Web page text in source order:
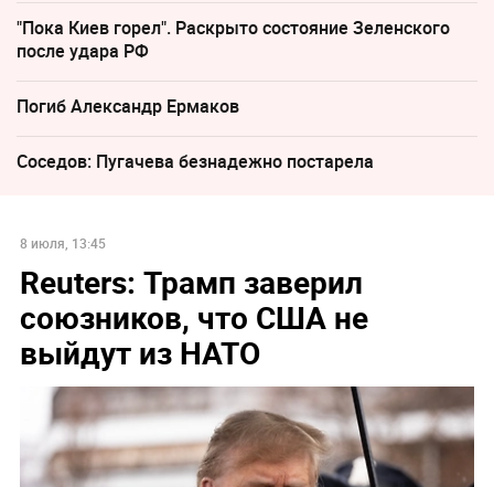
"Пока Киев горел". Раскрыто состояние Зеленского
после удара РФ
Погиб Александр Ермаков
Соседов: Пугачева безнадежно постарела
8 июля, 13:45
Reuters: Трамп заверил
союзников, что США не
выйдут из НАТО